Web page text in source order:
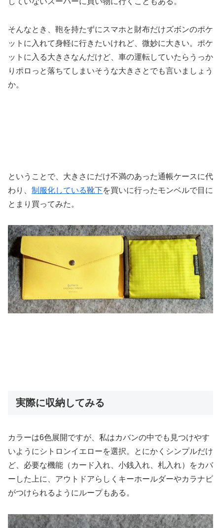
そんなとき、鞄を持たずにスマホと財布だけズボンのポケ
ットに入れて身軽に行きたいけれど、微妙に大きい。ポケ
ットに入る大きさなんだけど、車の運転していたらうっか
りポロっと落ちてしまいそうな大きさとでも言いましょう
か。
ということで、大きさにだけ不満のあった通帳ケースに代
わり、 制服化している靴下を買いに行ったモンベルで目に
とまり買ってみた。
実際に収納してみる
カラーは6色展開ですが、私はカバンの中でも見つけやす
いようにシトロンイエローを選択。とにかくシンプルだけ
ど、必要な機能（カード入れ、小銭入れ、札入れ）をカバ
ーした上に、アウトドアらしくキーホールダーやカラナビ
がつけられるようにループもある。